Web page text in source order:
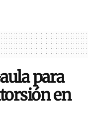
para
en